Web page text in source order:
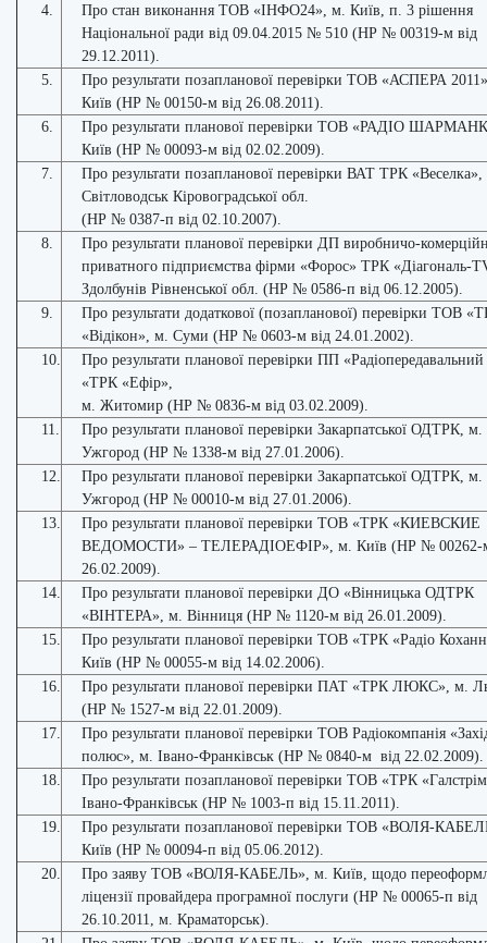
4.
Про стан виконання ТОВ «ІНФО24», м. Київ, п. 3 рішення
Національної ради від 09.04.2015 № 510 (НР № 00319-м від
29.12.2011).
5.
Про результати позапланової перевірки ТОВ «АСПЕРА
Київ (НР № 00150-м від 26.08.2011).
6.
Про результати планової перевірки ТОВ «РАДІО
Київ (НР № 00093-м від 02.02.2009).
7.
Про результати позапланової перевірки ВАТ ТРК
Світловодськ Кіровоградської обл.
(НР № 0387-п від 02.10.2007).
8.
Про результати планової перевірки ДП виробничо-
приватного підприємства фірми «Форос» ТРК «Діагональ-
Здолбунів Рівненської обл. (НР № 0586-п від 06.12.2005).
9.
Про результати додаткової (позапланової) перевірки ТОВ
«Відікон», м. Суми (НР № 0603-м від 24.01.2002).
10.
Про результати планової перевірки ПП
«ТРК «Ефір»,
м. Житомир (НР № 0836-м від 03.02.2009).
11.
Про результати планової перевірки Закарпатської ОДТРК, м.
Ужгород (НР № 1338-м від 27.01.2006).
12.
Про результати планової перевірки Закарпатської ОДТРК, м.
Ужгород (НР № 00010-м від 27.01.2006).
13.
Про результати планової перевірки ТОВ «ТРК «КИЕВСКИЕ
ВЕДОМОСТИ» – ТЕЛЕРАДІОЕФІР», м. Київ (НР № 00262-
26.02.2009).
14.
Про результати планової перевірки ДО «Вінницька ОДТРК
«ВІНТЕРА», м. Вінниця (НР № 1120-м від 26.01.2009).
15.
Про результати планової перевірки ТОВ «ТРК «Радіо
Київ (НР № 00055-м від 14.02.2006).
16.
Про результати планової перевірки ПАТ «ТРК ЛЮКС», м.
(НР № 1527-м від 22.01.2009).
17.
Про результати планової перевірки ТОВ Радіокомпанія
полюс», м. Івано-Франківськ (НР № 0840-м від 22.02.2009).
18.
Про результати позапланової перевірки ТОВ «ТРК
Івано-Франківськ (НР № 1003-п від 15.11.2011).
19.
Про результати позапланової перевірки ТОВ «ВОЛЯ-
Київ (НР № 00094-п від 05.06.2012).
20.
Про заяву ТОВ «ВОЛЯ-КАБЕЛЬ», м. Київ, щодо
ліцензії провайдера програмної послуги (НР № 00065-п від
26.10.2011, м. Краматорськ).